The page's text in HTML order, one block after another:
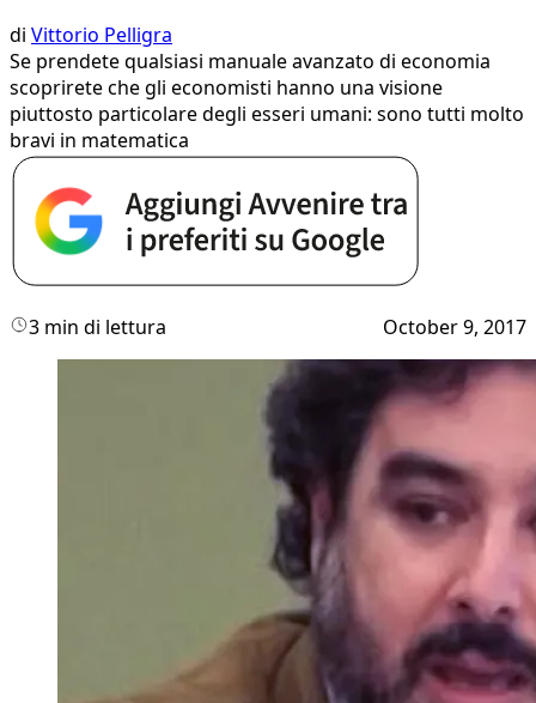
di Vittorio Pelligra
Se prendete qualsiasi manuale avanzato di economia
scoprirete che gli economisti hanno una visione
piuttosto particolare degli esseri umani: sono tutti molto
bravi in matematica
3 min di lettura October 9, 2017